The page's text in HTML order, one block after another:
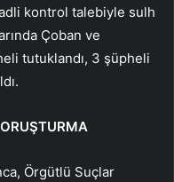
kontrol talebiyle sulh
Çoban ve
tutuklandı, 3 şüpheli
Örgütlü Suçlar